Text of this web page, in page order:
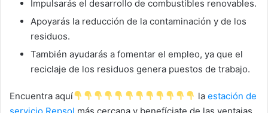
Impulsarás el desarrollo de combustibles renovables.
Apoyarás la reducción de la contaminación y de los
residuos.
También ayudarás a fomentar el empleo, ya que el
reciclaje de los residuos genera puestos de trabajo.
Encuentra aquí laestación de
servicio Repsol más cercana y benefíciate de las ventajas